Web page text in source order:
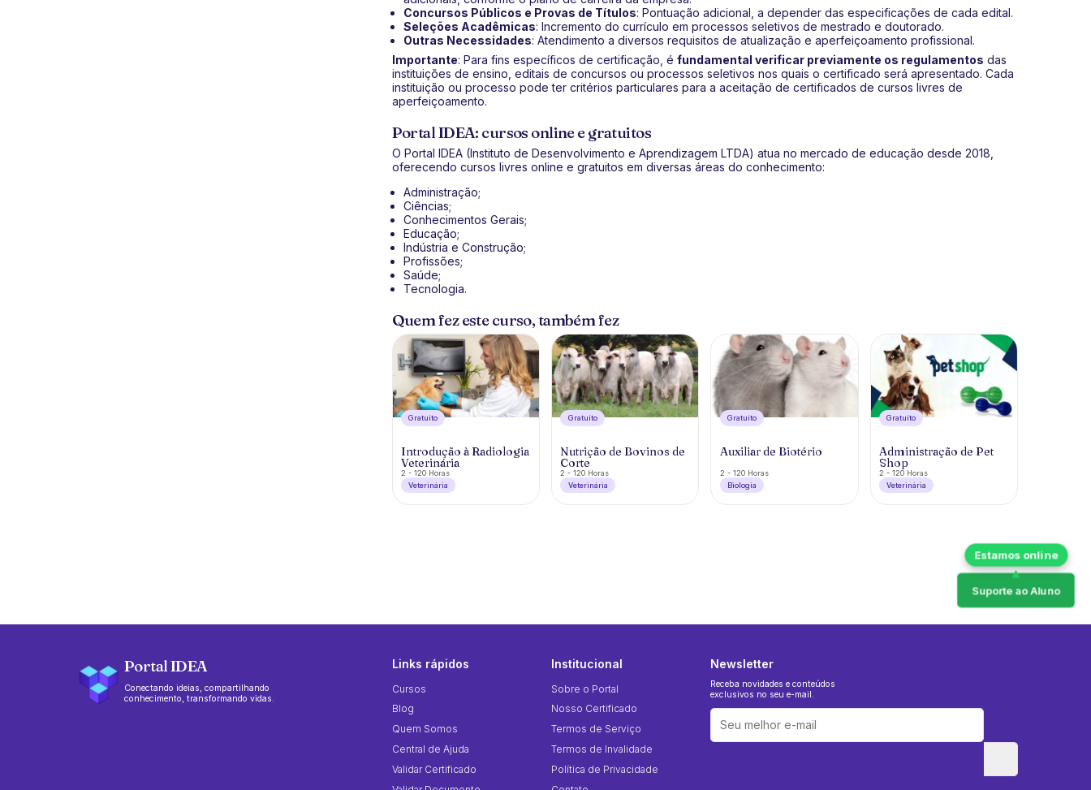
Concursos Públicos e Provas de Títulos: Pontuação adicional, a depender das especificações de cada edital.
Seleções Acadêmicas: Incremento do currículo em processos seletivos de mestrado e doutorado.
Outras Necessidades: Atendimento a diversos requisitos de atualização e aperfeiçoamento profissional.
Importante: Para fins específicos de certificação, é fundamental verificar previamente os regulamentos das
instituições de ensino, editais de concursos ou processos seletivos nos quais o certificado será apresentado. Cada
instituição ou processo pode ter critérios particulares para a aceitação de certificados de cursos livres de
aperfeiçoamento.
Portal IDEA: cursos online e gratuitos
O Portal IDEA (Instituto de Desenvolvimento e Aprendizagem LTDA) atua no mercado de educação desde 2018,
oferecendo cursos livres online e gratuitos em diversas áreas do conhecimento:
Administração;
Ciências;
Conhecimentos Gerais;
Educação;
Indústria e Construção;
Profissões;
Saúde;
Tecnologia.
Quem fez este curso, também fez
Gratuíto
Introdução à Radiologia
Veterinária
2 - 120 Horas
Veterinária
Gratuíto
Nutrição de Bovinos de
Corte
2 - 120 Horas
Veterinária
Gratuíto
Auxiliar de Biotério
2 - 120 Horas
Biologia
Gratuíto
Administração de Pet
Shop
2 - 120 Horas
Veterinária
Suporte ao Aluno
Portal IDEA
Conectando ideias, compartilhando
conhecimento, transformando vidas.
Links rápidos
Cursos
Blog
Quem Somos
Central de Ajuda
Validar Certificado
Institucional
Sobre o Portal
Nosso Certificado
Termos de Serviço
Termos de Invalidade
Política de Privacidade
Newsletter
Receba novidades e conteúdos
exclusivos no seu e-mail.